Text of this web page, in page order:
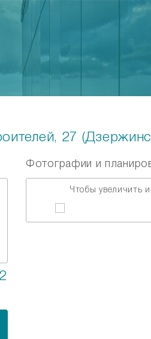
27
2
Фотографии и
Чтобы увеличить